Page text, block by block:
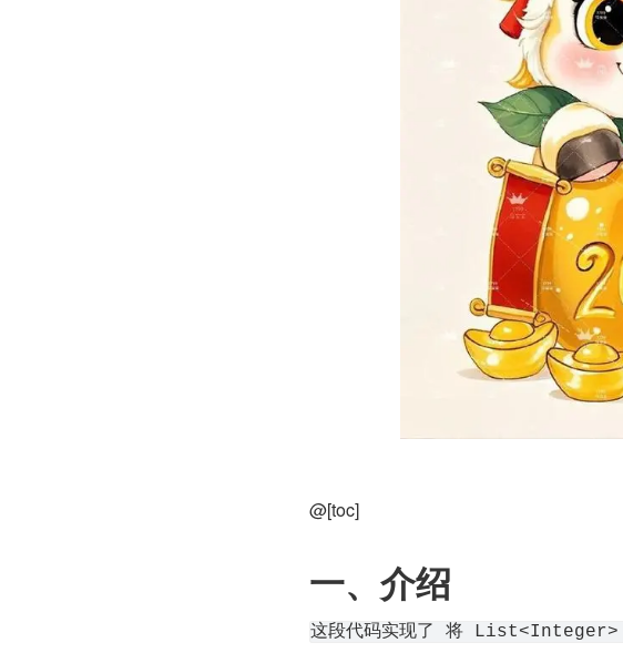
@[toc]
一、介绍
这段代码实现了 将